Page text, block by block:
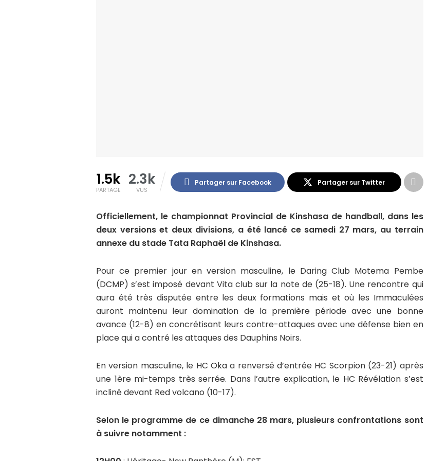
1.5k
PARTAGE
2.3k
VUS
Partager sur Facebook Partager sur Twitter
Officiellement, le championnat Provincial de Kinshasa de handball, dans les
deux versions et deux divisions, a été lancé ce samedi 27 mars, au terrain
annexe du stade Tata Raphaël de Kinshasa.
Pour ce premier jour en version masculine, le Daring Club Motema Pembe
(DCMP) s’est imposé devant Vita club sur la note de (25-18). Une rencontre qui
aura été très disputée entre les deux formations mais et où les Immaculées
auront maintenu leur domination de la première période avec une bonne
avance (12-8) en concrétisant leurs contre-attaques avec une défense bien en
place qui a contré les attaques des Dauphins Noirs.
En version masculine, le HC Oka a renversé d’entrée HC Scorpion (23-21) après
une 1ère mi-temps très serrée. Dans l’autre explication, le HC Révélation s’est
incliné devant Red volcano (10-17).
Selon le programme de ce dimanche 28 mars, plusieurs confrontations sont
à suivre notamment :